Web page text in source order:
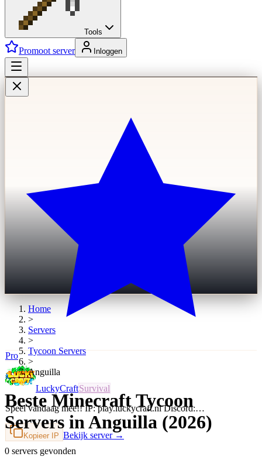
Tools
Promoot server Inloggen
Pro
LuckyCraftSurvival
Speel vandaag mee!! IP: play.luckycraft.nl Discord:…
Kopieer IP Bekijk server →
Home
>
Servers
>
TycoonServers
>
Anguilla
Beste Minecraft Tycoon
Servers in Anguilla (2026)
0 servers gevonden